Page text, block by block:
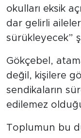
okulları eksik
dar gelirli
sürükleyecek”
Gökçebel,
değil, kişilere
sendikaların
edilemez
Toplumun bu